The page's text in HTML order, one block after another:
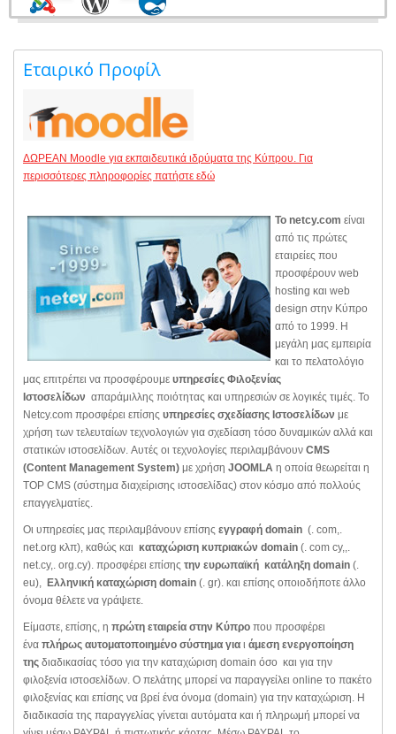
Εταιρικό Προφίλ
ΔΩΡΕΑΝ Moodle για εκπαιδευτικά ιδρύματα της Κύπρου. Για
περισσότερες πληροφορίες πατήστε εδώ
Το netcy.com είναι
από τις πρώτες
εταιρείες που
προσφέρουν web
hosting και web
design στην Κύπρο
από το 1999. Η
μεγάλη μας εμπειρία
και το πελατολόγιο
μας επιτρέπει να προσφέρουμε υπηρεσίες Φιλοξενίας
Ιστοσελίδων απαράμιλλης ποιότητας και υπηρεσιών σε λογικές τιμές. Το
Netcy.com προσφέρει επίσης υπηρεσίες σχεδίασης Ιστοσελίδων με
χρήση των τελευταίων τεχνολογιών για σχεδίαση τόσο δυναμικών αλλά και
στατικών ιστοσελίδων. Αυτές οι τεχνολογίες περιλαμβάνουν CMS
(Content Management System) με χρήση JOOMLA η οποία θεωρείται η
TOP CMS (σύστημα διαχείρισης ιστοσελίδας) στον κόσμο από πολλούς
επαγγελματίες.
Οι υπηρεσίες μας περιλαμβάνουν επίσης εγγραφή domain (. com,.
net.org κλπ), καθώς και καταχώριση κυπριακών domain (. com cy,,.
net.cy,. org.cy). προσφέρει επίσης την ευρωπαϊκή κατάληξη domain (.
eu), Ελληνική καταχώριση domain (. gr). και επίσης οποιοδήποτε άλλο
όνομα θέλετε να γράψετε.
Είμαστε, επίσης, η πρώτη εταιρεία στην Κύπρο που προσφέρει
ένα πλήρως αυτοματοποιημένο σύστημα για ι άμεση ενεργοποίηση
της διαδικασίας τόσο για την καταχώριση domain όσο και για την
φιλοξενία ιστοσελίδων. Ο πελάτης μπορεί να παραγγείλει online το πακέτο
φιλοξενίας και επίσης να βρεί ένα όνομα (domain) για την καταχώριση. Η
διαδικασία της παραγγελίας γίνεται αυτόματα και ή πληρωμή μπορεί να